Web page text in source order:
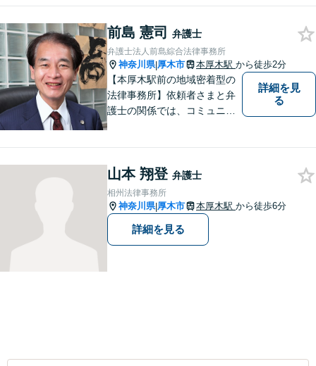
男女問題
前島 憲司 弁護士
弁護士法人前島綜合法律事務所
神奈川県|厚木市 本厚木駅 から徒歩2分
【本厚木駅前の地域密着型の
法律事務所】依頼者さまと弁
護士の関係では、コミュニケ
B面談可】【本厚木駅1分】
詳細を見
る
山本 翔登 弁護士
相州法律事務所
神奈川県|厚木市 本厚木駅 から徒歩6分
詳細を見る